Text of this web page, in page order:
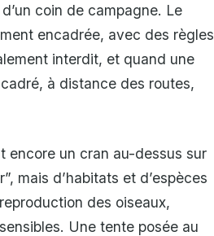
coin de campagne. Le
encadrée, avec des règles
interdit, et quand une
à distance des routes,
encore un cran au-dessus sur
mais d’habitats et d’espèces
des oiseaux,
Une tente posée au